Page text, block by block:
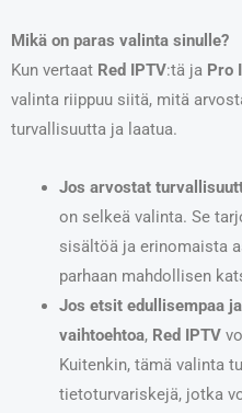
Mikä on paras valinta sinulle?
Kun vertaat Red IPTV:tä ja Pro
valinta riippuu siitä, mitä
turvallisuutta ja laatua.
Jos arvostat
on selkeä valinta. Se
sisältöä ja erinomaista
parhaan mahdollisen
Jos etsit edullisempaa
vaihtoehtoa, Red IPTV
Kuitenkin, tämä valinta
tietoturvariskejä, jotka